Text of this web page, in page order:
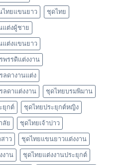
ไทยแขนยาว ชุดไทย
แต่งผู้ชาย
แต่งแขนยาว
พรรดิแต่งงาน
ลดางานแต่ง
ลดาแต่งงาน ชุดไทยบรมพิมาน
ยุกต์ ชุดไทยประยุกต์หญิง
ลัย ชุดไทยเจ้าบ่าว
าว ชุดไทยแขนยาวแต่งงาน
งาน ชุดไทยแต่งงานประยุกต์